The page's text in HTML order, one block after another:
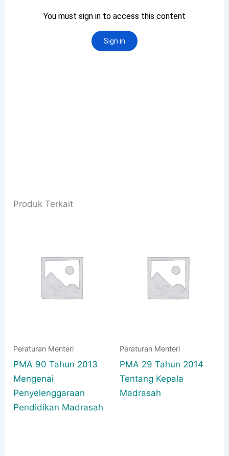
Produk Terkait
Peraturan Menteri
PMA 90 Tahun 2013
Mengenai
Penyelenggaraan
Pendidikan Madrasah
Peraturan Menteri
PMA 29 Tahun 2014
Tentang Kepala
Madrasah